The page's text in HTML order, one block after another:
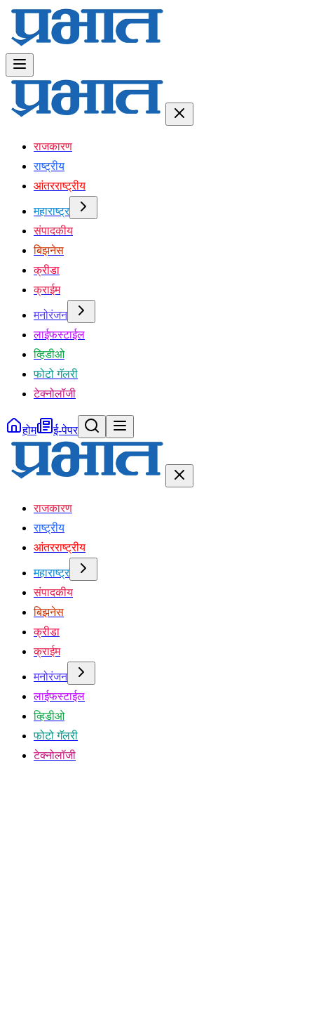
राजकारण
राष्ट्रीय
आंतरराष्ट्रीय
महाराष्ट्र
संपादकीय
बिझनेस
क्रीडा
क्राईम
मनोरंजन
लाईफस्टाईल
व्हिडीओ
फोटो गॅलरी
टेक्नोलॉजी
होम ई-पेपर
राजकारण
राष्ट्रीय
आंतरराष्ट्रीय
महाराष्ट्र
संपादकीय
बिझनेस
क्रीडा
क्राईम
मनोरंजन
लाईफस्टाईल
व्हिडीओ
फोटो गॅलरी
टेक्नोलॉजी